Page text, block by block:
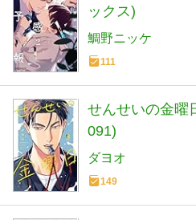
ックス)
鯛野ニッケ
111
せんせいの金曜
091)
ダヨオ
149